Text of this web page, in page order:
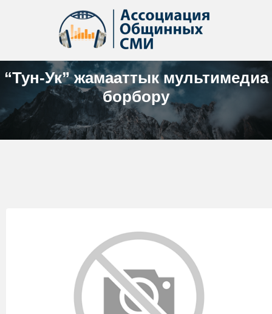
“Тун-Ук” жамааттык мультимедиа
борбору